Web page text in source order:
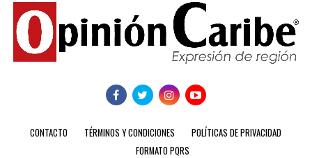
CONTACTO TÉRMINOS Y CONDICIONES
POLÍTICAS DE PRIVACIDAD
FORMATO PQRS